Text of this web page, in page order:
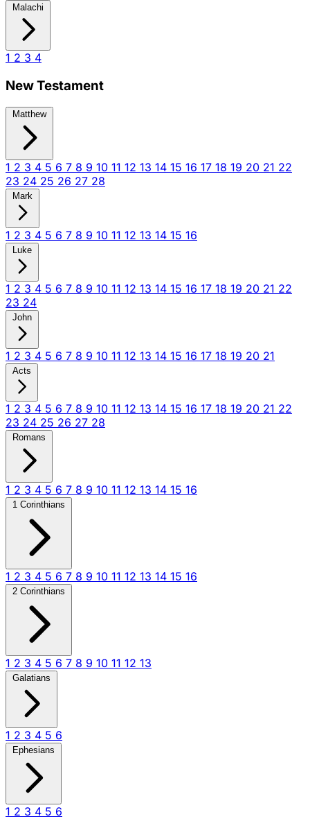
Malachi
1 2 3 4
New Testament
Matthew
1 2 3 4 5 6 7 8 9 10 11 12 13 14 15 16 17 18 19 20 21 22
23 24 25 26 27 28
Mark
1 2 3 4 5 6 7 8 9 10 11 12 13 14 15 16
Luke
1 2 3 4 5 6 7 8 9 10 11 12 13 14 15 16 17 18 19 20 21 22
23 24
John
1 2 3 4 5 6 7 8 9 10 11 12 13 14 15 16 17 18 19 20 21
Acts
1 2 3 4 5 6 7 8 9 10 11 12 13 14 15 16 17 18 19 20 21 22
23 24 25 26 27 28
Romans
1 2 3 4 5 6 7 8 9 10 11 12 13 14 15 16
1 Corinthians
1 2 3 4 5 6 7 8 9 10 11 12 13 14 15 16
2 Corinthians
1 2 3 4 5 6 7 8 9 10 11 12 13
Galatians
1 2 3 4 5 6
Ephesians
1 2 3 4 5 6